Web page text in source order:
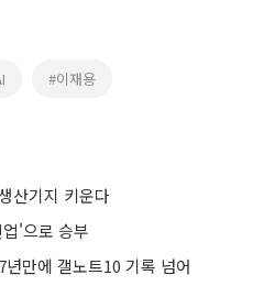
#이재용
산기지 키운다
'으로 승부
만에 갤노트10 기록 넘어